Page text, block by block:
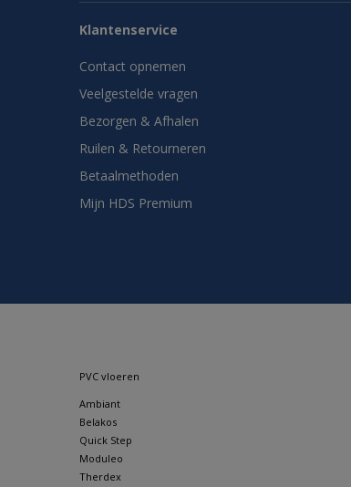
Klantenservice
Contact opnemen
Veelgestelde vragen
Bezorgen & Afhalen
Ruilen & Retourneren
Betaalmethoden
Mijn HDS Premium
PVC vloeren
Ambiant
Belakos
Quick Step
Moduleo
Therdex